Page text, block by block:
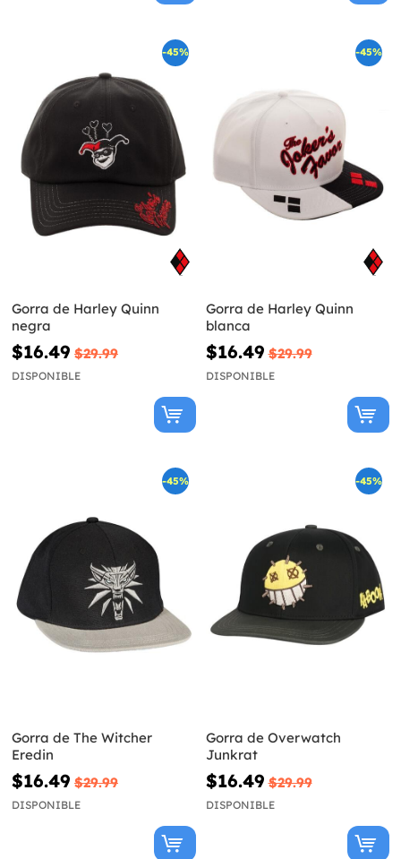
-45%
Gorra de Harley Quinn
negra
$16.49 $29.99
DISPONIBLE
-45%
Gorra de Harley Quinn
blanca
$16.49 $29.99
DISPONIBLE
-45%
Gorra de The Witcher
Eredin
$16.49 $29.99
DISPONIBLE
-45%
Gorra de Overwatch
Junkrat
$16.49 $29.99
DISPONIBLE